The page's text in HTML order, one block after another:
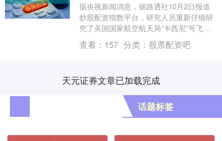
据央视新闻消息，据路透社10月2日报道
炒股配资指数平台，研究人员重新仔细研
究了美国国家航空航天局“卡西尼”号飞船
在2008年接近土星卫星土卫二飞行时获得
的数据，....
查看： 157 分类： 股票配资吧
天元证券文章已加载完成
话题标签